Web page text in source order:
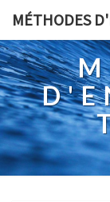
MÉTHODES